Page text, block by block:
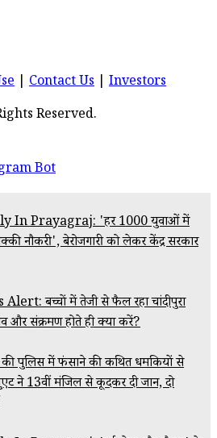
Contact Us
Investors
Reserved.
In Prayagraj: 'हर 1000 युवाओं में
नौकरी', बेरोजगारी को लेकर केंद्र सरकार
बच्चों में तेजी से फैल रहा चांदीपुरा
और संक्रमण होते ही क्या करें?
की पुलिस में फंसाने की कथित धमकियों से
ने 13वीं मंजिल से कूदकर दी जान, दो